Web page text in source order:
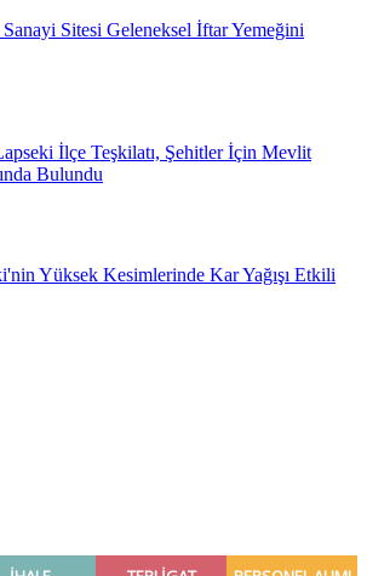
Sitesi Geleneksel İftar Yemeğini
İlçe Teşkilatı, Şehitler İçin Mevlit
Bulundu
Yüksek Kesimlerinde Kar Yağışı Etkili